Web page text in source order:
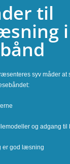
til
i
syv måder
og adgang til
er god læsning